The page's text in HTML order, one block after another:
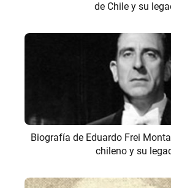
de Chile y su
Biografía de Eduardo Frei
chileno y su